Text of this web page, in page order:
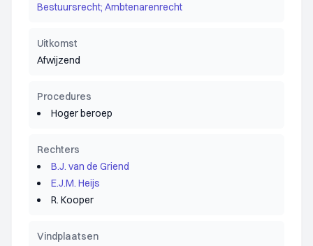
Bestuursrecht; Ambtenarenrecht
Uitkomst
Afwijzend
Procedures
Hoger beroep
Rechters
B.J. van de Griend
E.J.M. Heijs
R. Kooper
Vindplaatsen